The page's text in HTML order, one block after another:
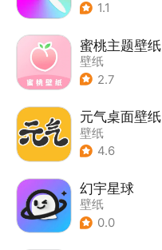
1.1
蜜桃主题壁纸
壁纸
2.7
元气桌面壁纸
壁纸
4.6
幻宇星球
壁纸
0.0